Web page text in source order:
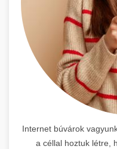
Internet búvárok
a céllal hoztuk létre,